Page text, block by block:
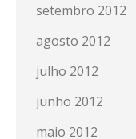
setembro 2012
agosto 2012
julho 2012
junho 2012
maio 2012